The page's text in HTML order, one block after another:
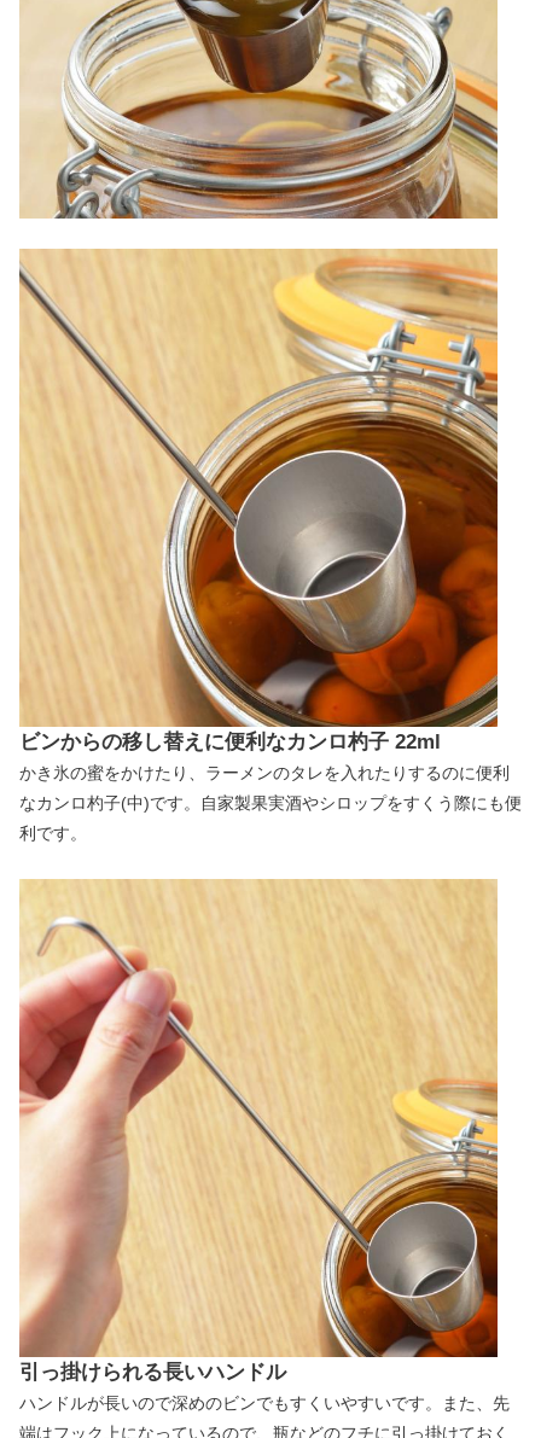
ビンからの移し替えに便利なカンロ杓子 22ml
かき氷の蜜をかけたり、ラーメンのタレを入れたりするのに便利
なカンロ杓子(中)です。自家製果実酒やシロップをすくう際にも便
利です。
引っ掛けられる長いハンドル
ハンドルが長いので深めのビンでもすくいやすいです。また、先
端はフック上になっているので、瓶などのフチに引っ掛けておく